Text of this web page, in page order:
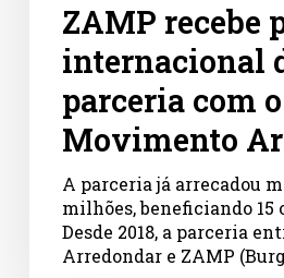
ZAMP recebe
internacional
parceria com o
Movimento
A parceria já arrecadou
milhões, beneficiando 15
Desde 2018, a parceria
Arredondar e ZAMP